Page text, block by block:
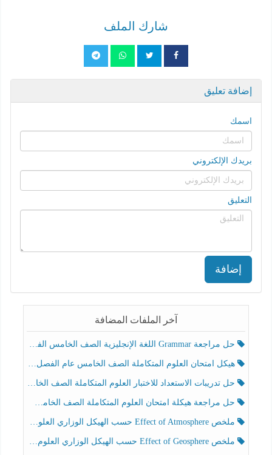
شارك الملف
إضافة تعليق
اسمك
بريدك الإلكتروني
التعليق
إضافة
آخر الملفات المضافة
حل مراجعة Grammar اللغة الإنجليزية الصف الخامس الفصل الثالث
هيكل امتحان العلوم المتكاملة الصف الخامس عام الفصل الدراسي الثالث 2025-2026
حل تدريبات الاستعداد للاختبار العلوم المتكاملة الصف الخامس عام الفصل الثالث
حل مراجعة هيكلة امتحان العلوم المتكاملة الصف الخامس انسبير الفصل الثالث
ملخص Effect of Atmosphere حسب الهيكل الوزاري العلوم المتكاملة الصف الخامس انسبير الفصل الثالث
ملخص Effect of Geosphere حسب الهيكل الوزاري العلوم المتكاملة الصف الخامس انسبير الفصل الثالث